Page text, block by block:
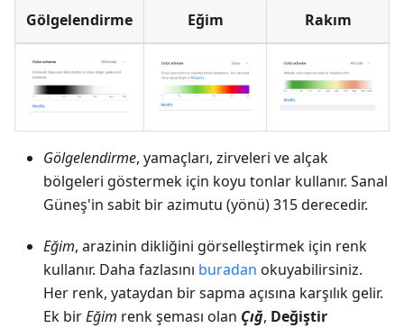
Gölgelendirme Eğim Rakım
Gölgelendirme, yamaçları, zirveleri ve alçak
bölgeleri göstermek için koyu tonlar kullanır. Sanal
Güneş'in sabit bir azimutu (yönü) 315 derecedir.
Eğim, arazinin dikliğini görselleştirmek için renk
kullanır. Daha fazlasını buradan okuyabilirsiniz.
Her renk, yataydan bir sapma açısına karşılık gelir.
Ek birEğim renk şeması olan Çığ, Değiştir